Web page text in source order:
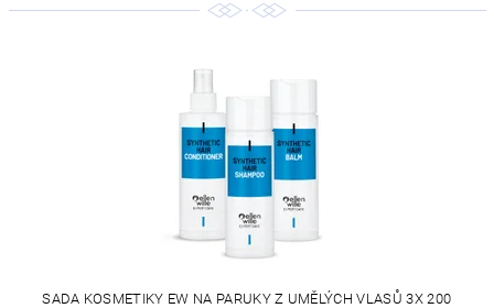
SADA KOSMETIKY EW NA PARUKY Z UMĚLÝCH VLASŮ 3X 200